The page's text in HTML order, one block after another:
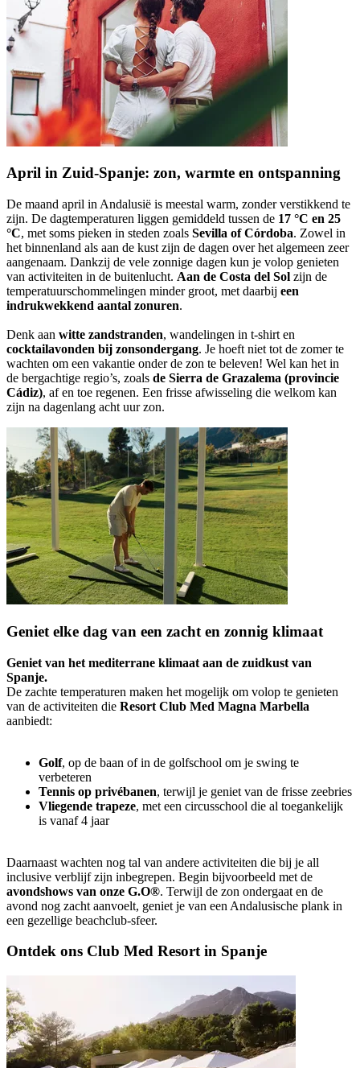
April in Zuid-Spanje: zon, warmte en ontspanning
De maand april in Andalusië is meestal warm, zonder verstikkend te
zijn. De dagtemperaturen liggen gemiddeld tussen de 17 °C en 25
°C, met soms pieken in steden zoals Sevilla of Córdoba. Zowel in
het binnenland als aan de kust zijn de dagen over het algemeen zeer
aangenaam. Dankzij de vele zonnige dagen kun je volop genieten
van activiteiten in de buitenlucht. Aan de Costa del Sol zijn de
temperatuurschommelingen minder groot, met daarbij een
indrukwekkend aantal zonuren.
Denk aan witte zandstranden, wandelingen in t-shirt en
cocktailavonden bij zonsondergang. Je hoeft niet tot de zomer te
wachten om een vakantie onder de zon te beleven! Wel kan het in
de bergachtige regio’s, zoals de Sierra de Grazalema (provincie
Cádiz), af en toe regenen. Een frisse afwisseling die welkom kan
zijn na dagenlang acht uur zon.
Geniet elke dag van een zacht en zonnig klimaat
Geniet van het mediterrane klimaat aan de zuidkust van
Spanje.
De zachte temperaturen maken het mogelijk om volop te genieten
van de activiteiten die Resort Club Med Magna Marbella
aanbiedt:
Golf, op de baan of in de golfschool om je swing te
verbeteren
Tennis op privébanen, terwijl je geniet van de frisse zeebries
Vliegende trapeze, met een circusschool die al toegankelijk
is vanaf 4 jaar
Daarnaast wachten nog tal van andere activiteiten die bij je all
inclusive verblijf zijn inbegrepen. Begin bijvoorbeeld met de
avondshows van onze G.O®. Terwijl de zon ondergaat en de
avond nog zacht aanvoelt, geniet je van een Andalusische plank in
een gezellige beachclub-sfeer.
Ontdek ons Club Med Resort in Spanje